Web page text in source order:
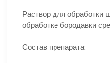
Раствор для обработки
обработке бородавки
Состав препарата: